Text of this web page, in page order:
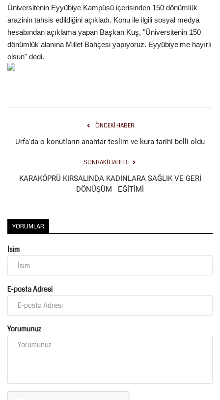
Üniversitenin Eyyübiye Kampüsü içerisinden 150 dönümlük
arazinin tahsis edildiğini açıkladı. Konu ile ilgili sosyal medya
hesabından açıklama yapan Başkan Kuş, "Üniversitenin 150
dönümlük alanına Millet Bahçesi yapıyoruz. Eyyübiye'me hayırlı
olsun" dedi.
ÖNCEKI HABER
Urfa'da o konutların anahtar teslim ve kura tarihi belli oldu
SONRAKI HABER
KARAKÖPRÜ KIRSALINDA KADINLARA SAĞLIK VE GERİ
DÖNÜŞÜM EĞİTİMİ
YORUMLAR
İsim
E-posta Adresi
Yorumunuz